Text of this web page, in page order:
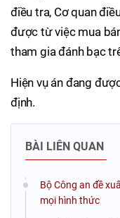
điều tra, Cơ quan
được từ việc mua
tham gia đánh bạc
Hiện vụ án đang
định.
BÀI LIÊN QUAN
Bộ Công an đề
mọi hình thức